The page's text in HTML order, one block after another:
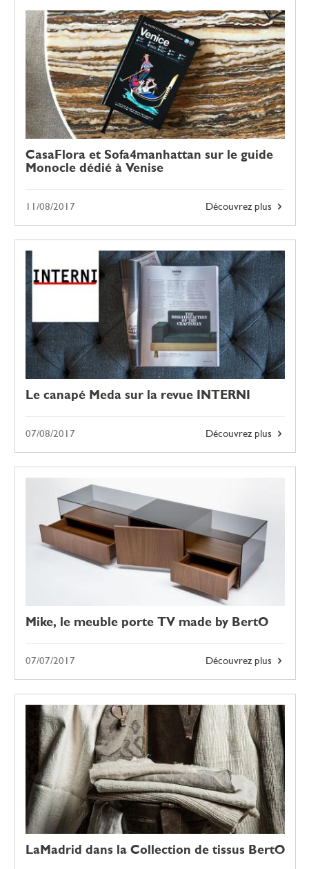
CasaFlora et Sofa4manhattan sur le guide
Monocle dédié à Venise
Découvrez plus
11/08/2017
Le canapé Meda sur la revue INTERNI
Découvrez plus
07/08/2017
Mike, le meuble porte TV made by BertO
Découvrez plus
07/07/2017
LaMadrid dans la Collection de tissus BertO